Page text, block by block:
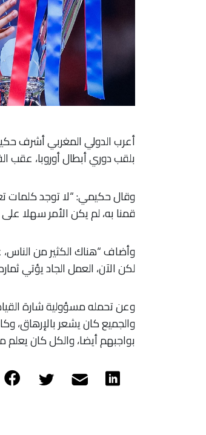
أعرب الدولي المغربي أشرف
بلقب دوري أبطال أوروبا، عقب
​وقال حكيمي: “لا توجد كلمات
قمنا به، لم يكن الأمر سهلا على
وأضاف “هناك الكثير من الناس،
لكن الآن، العمل الجاد يؤتي
​وعن تحمله مسؤولية شارة
والجميع كان يشعر بالإرهاق،
بواجبهم أيضا، والكل كان